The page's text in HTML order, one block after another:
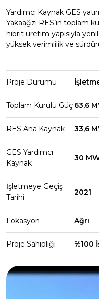
Yardımcı Kaynak GES
Yakaağzı RES’in toplam
hibrit üretim yapısıyla
yüksek verimlilik ve
Proje Durumu
Toplam Kurulu Güç 63,6
RES Ana Kaynak 33,6
GES Yardımcı
Kaynak
30
İşletmeye Geçiş
Tarihi
2021
Lokasyon Ağrı
Proje Sahipliği %100